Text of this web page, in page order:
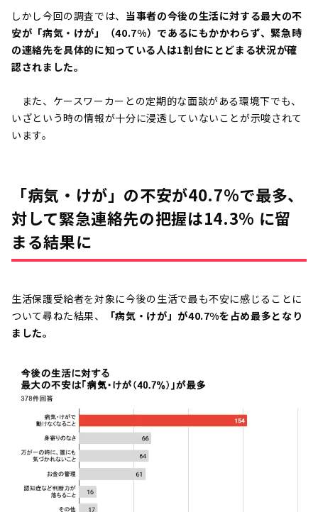
しかし今回の調査では、 当事者の今後の生活に対する最大の不
安が「病気・けが」（40.7%）であるにもかかわらず、緊急時
の連絡先を具体的に知っている人は1割台にとどまる状況が確
認されました。
また、ケースワーカーとの定期的な面談がある環境下でも、
いざという時の情報が十分に浸透していないことが示唆されて
います。
「病気・けが」の不安が40.7%で最多、
対して緊急連絡先の把握は14.3% に留
まる結果に
生活保護受給者を対象に今後の生活で最も不安に感じることに
ついて尋ねた結果、
「病気・けが」が40.7%を占め最多となり
ました。